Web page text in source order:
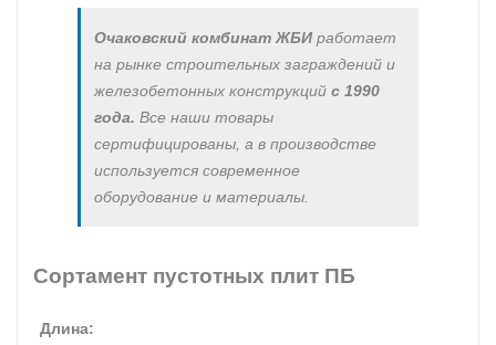
Очаковский комбинат ЖБИработает
на рынке строительных заграждений и
железобетонных конструкций с 1990
года. Все наши товары
сертифицированы, а в производстве
используется современное
оборудование и материалы.
Сортамент пустотных плит ПБ
Длина: